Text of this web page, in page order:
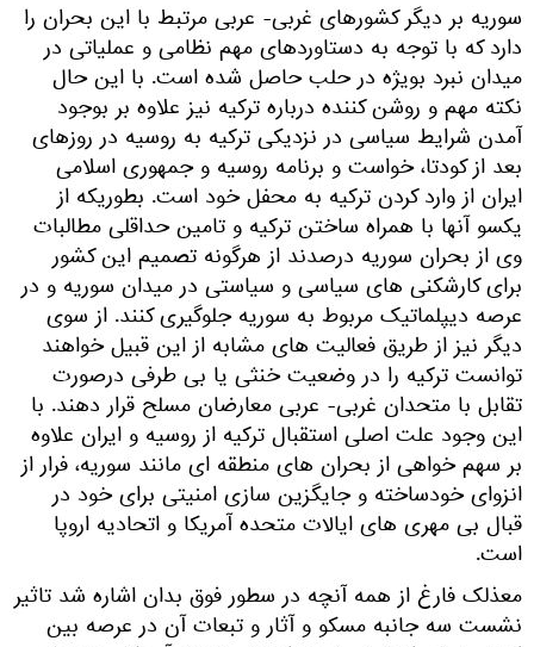
سوریه بر دیگر کشورهای غربی- عربی مرتبط با این بحران را
دارد که با توجه به دستاوردهای مهم نظامی و عملیاتی در
میدان نبرد بویژه در حلب حاصل شده است. با این حال
نکته مهم و روشن کننده درباره ترکیه نیز علاوه بر بوجود
آمدن شرایط سیاسی در نزدیکی ترکیه به روسیه در روزهای
بعد از کودتا، خواست و برنامه روسیه و جمهوری اسلامی
ایران از وارد کردن ترکیه به محفل خود است. بطوریکه از
یکسو آنها با همراه ساختن ترکیه و تامین حداقلی مطالبات
وی از بحران سوریه درصدند از هرگونه تصمیم این کشور
برای کارشکنی های سیاسی و سیاستی در میدان سوریه و در
عرصه دیپلماتیک مربوط به سوریه جلوگیری کنند. از سوی
دیگر نیز از طریق فعالیت های مشابه از این قبیل خواهند
توانست ترکیه را در وضعیت خنثی یا بی طرفی درصورت
تقابل با متحدان غربی- عربی معارضان مسلح قرار دهند. با
این وجود علت اصلی استقبال ترکیه از روسیه و ایران علاوه
بر سهم خواهی از بحران های منطقه ای مانند سوریه، فرار از
انزوای خودساخته و جایگزین سازی امنیتی برای خود در
قبال بی مهری های ایالات متحده آمریکا و اتحادیه اروپا
است.
معذلک فارغ از همه آنچه در سطور فوق بدان اشاره شد تاثیر
نشست سه جانبه مسکو و آثار و تبعات آن در عرصه بین